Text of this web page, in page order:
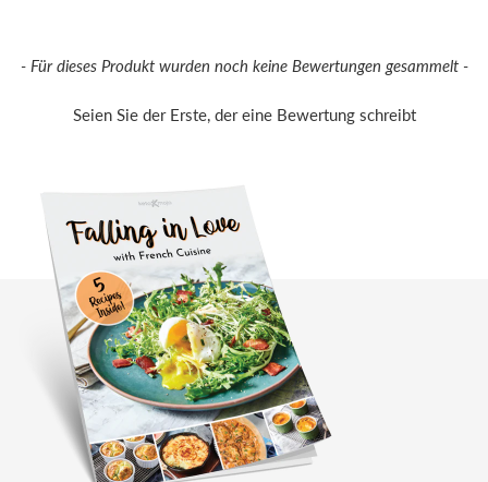
- Für dieses Produkt wurden noch keine Bewertungen gesammelt -
Seien Sie der Erste, der eine Bewertung schreibt
New content loaded